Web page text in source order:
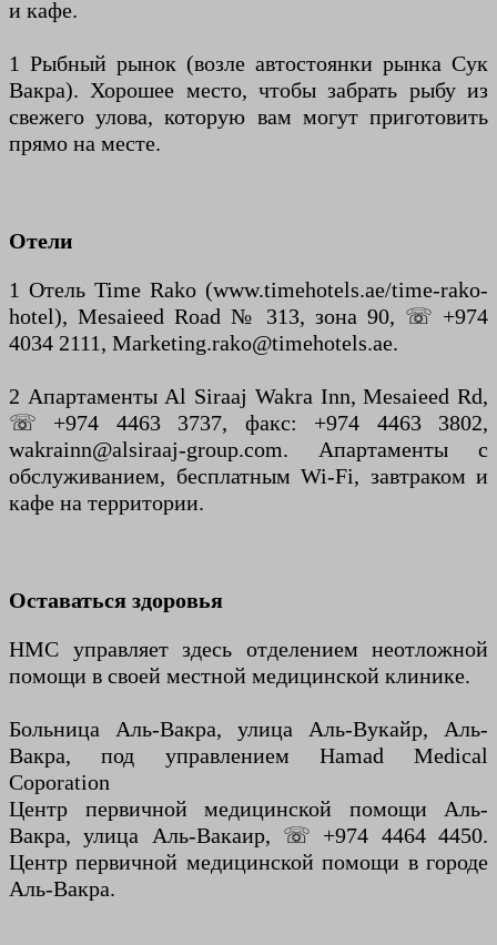
и кафе.
1 Рыбный рынок (возле автостоянки рынка Сук
Вакра). Хорошее место, чтобы забрать рыбу из
свежего улова, которую вам могут приготовить
прямо на месте.
Отели
1 Отель Time Rako (www.timehotels.ae/time-rako-
hotel), Mesaieed Road № 313, зона 90, ☏ +974
4034 2111, Marketing.rako@timehotels.ae.
2 Апартаменты Al Siraaj Wakra Inn, Mesaieed Rd,
☏ +974 4463 3737, факс: +974 4463 3802,
wakrainn@alsiraaj-group.com. Апартаменты с
обслуживанием, бесплатным Wi-Fi, завтраком и
кафе на территории.
Оставаться здоровья
HMC управляет здесь отделением неотложной
помощи в своей местной медицинской клинике.
Больница Аль-Вакра, улица Аль-Вукайр, Аль-
Вакра, под управлением Hamad Medical
Coporation
Центр первичной медицинской помощи Аль-
Вакра, улица Аль-Вакаир, ☏ +974 4464 4450.
Центр первичной медицинской помощи в городе
Аль-Вакра.